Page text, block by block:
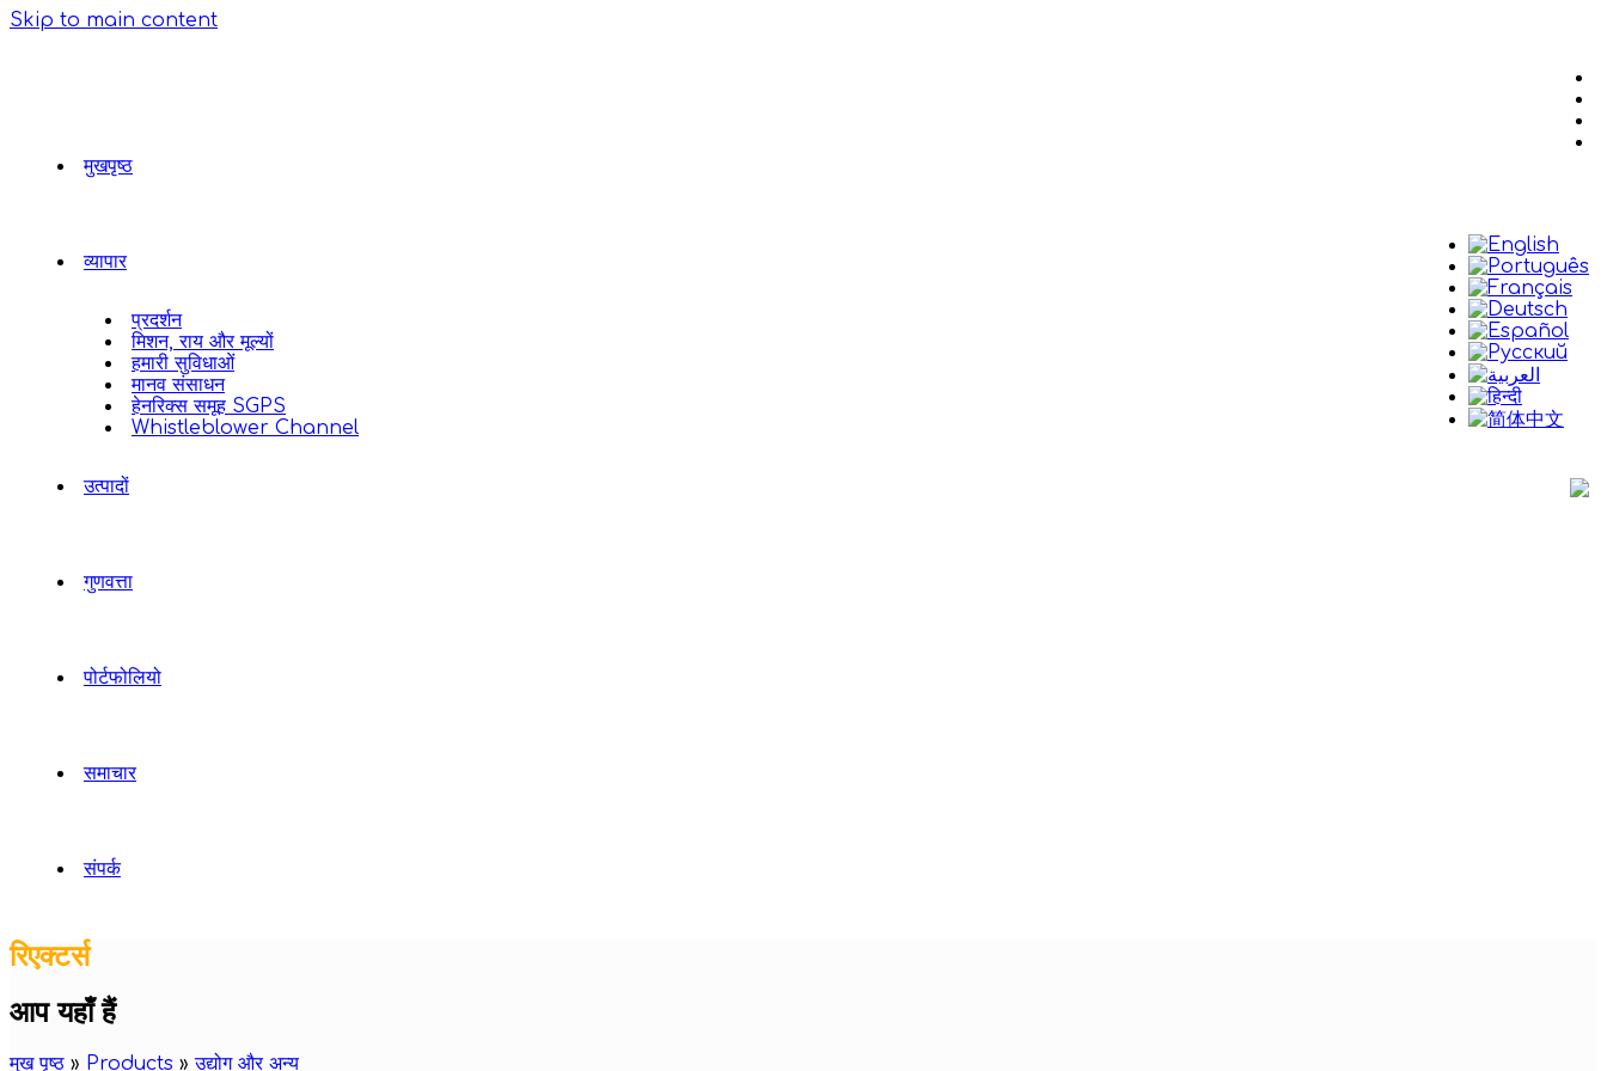
Skip to main content
मुखपृष्ठ
व्यापार
प्रदर्शन
मिशन, राय और मूल्यों
हमारी सुविधाओं
मानव संसाधन
हेनरिक्स समूह SGPS
Whistleblower Channel
उत्पादों
गुणवत्ता
पोर्टफोलियो
समाचार
संपर्क
रिएक्टर्स
आप यहाँ हैं
मुख पृष्ठ » Products »उद्योग और अन्य